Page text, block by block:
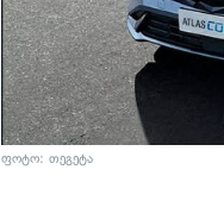
ფოტო: თეგეტა